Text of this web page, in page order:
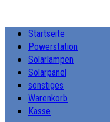
Startseite
Powerstation
Solarlampen
Solarpanel
sonstiges
Warenkorb
Kasse